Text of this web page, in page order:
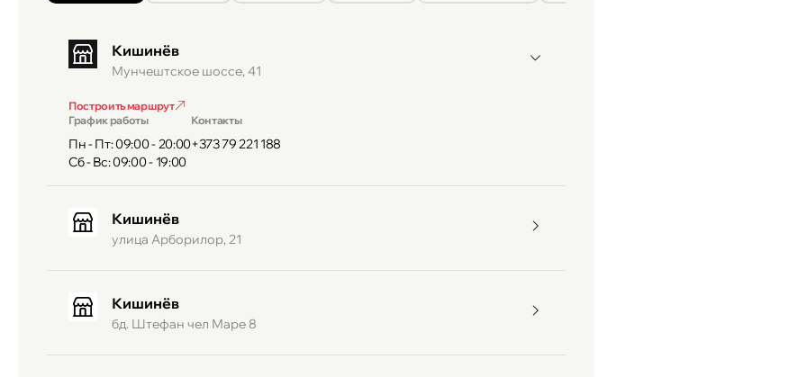
Кишинёв
Мунчештское шоссе, 41
Построить маршрут
График работы
Пн - Пт: 09:00 - 20:00
Сб - Вс: 09:00 - 19:00
Контакты
+373 79 221 188
Кишинёв
улица Арборилор, 21
Кишинёв
бд. Штефан чел Маре 8